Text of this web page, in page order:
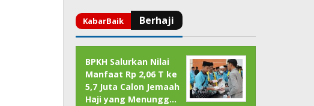
BPKH Salurkan Nilai
Manfaat Rp 2,06 T ke
5,7 Juta Calon Jemaah
Haji yang Menungg…